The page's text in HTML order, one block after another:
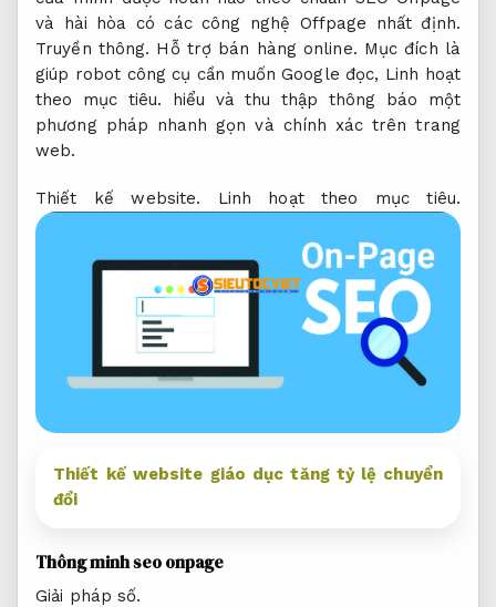
và hài hòa có các công nghệ Offpage nhất định.
Truyền thông. Hỗ trợ bán hàng online. Mục đích là
giúp robot công cụ cần muốn Google đọc, Linh hoạt
theo mục tiêu. hiểu và thu thập thông báo một
phương pháp nhanh gọn và chính xác trên trang
web.
Thiết kế website. Linh hoạt theo mục tiêu.
Thiết kế website giáo dục tăng tỷ lệ chuyển
đổi
Thông minh seo onpage
Giải pháp số.